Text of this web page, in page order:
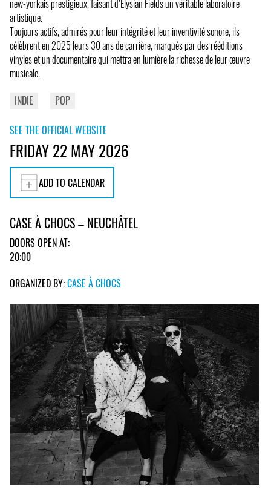
new-yorkais prestigieux, faisant d’Elysian Fields un véritable laboratoire
artistique.
Toujours actifs, admirés pour leur intégrité et leur inventivité sonore, ils
célèbrent en 2025 leurs 30 ans de carrière, marqués par des rééditions
vinyles et un documentaire qui mettra en lumière la richesse de leur œuvre
musicale.
INDIE
POP
SEE THE OFFICIAL WEBSITE
FRIDAY 22 MAY 2026
ADD TO CALENDAR
CASE À CHOCS – NEUCHÂTEL
DOORS OPEN AT:
20:00
ORGANIZED BY:CASE À CHOCS